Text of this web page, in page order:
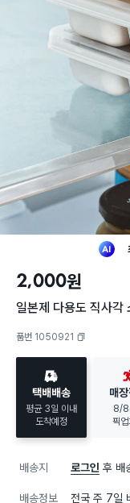
2,000원
일본제 다용도 직사
품번 1050921
택배배송
평균 3일 이내
도착예정
매
8/
픽
배송지 로그인 후 배
배송정보 전국 주 7일